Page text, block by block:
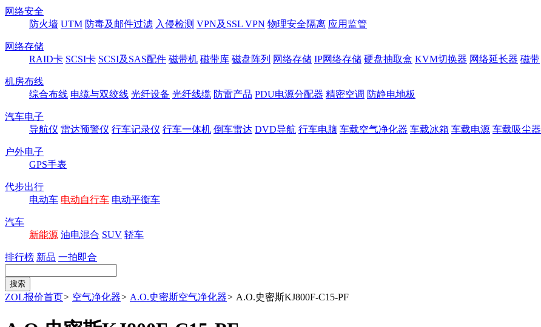
网络安全
防火墙 UTM 防毒及邮件过滤 入侵检测 VPN及SSL VPN 物理安全隔离 应用监管
网络存储
RAID卡 SCSI卡 SCSI及SAS配件 磁带机 磁带库 磁盘阵列 网络存储 IP网络存储 硬盘抽取盒 KVM切换器 网络延长器 磁带
机房布线
综合布线 电缆与双绞线 光纤设备 光纤线缆 防雷产品 PDU电源分配器 精密空调 防静电地板
汽车电子
导航仪 雷达预警仪 行车记录仪 行车一体机 倒车雷达 DVD导航 行车电脑 车载空气净化器 车载冰箱 车载电源 车载吸尘器
户外电子
GPS手表
代步出行
电动车 电动自行车 电动平衡车
汽车
新能源 油电混合 SUV 轿车
排行榜 新品 一拍即合
ZOL报价首页> 空气净化器> A.O.史密斯空气净化器> A.O.史密斯KJ800F-C15-PF